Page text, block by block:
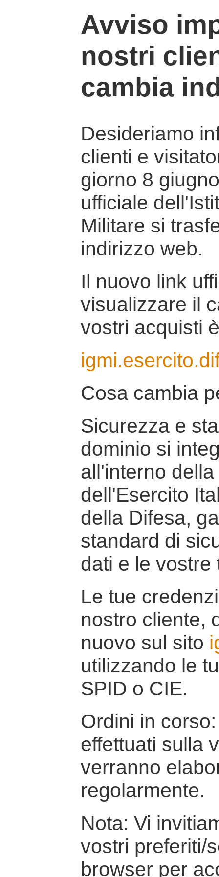
Avviso
nostri
cambia
Desideriamo
clienti e
giorno 8
ufficiale
Militare si
indirizzo web.
Il nuovo link
visualizzare il
vostri acquisti
Cosa cambia
Sicurezza e
dominio si
all'interno
dell'Esercito
della Difesa,
standard di
dati e le vostre
Le tue
nostro cliente,
nuovo sul sito
utilizzando le
SPID o CIE.
Ordini in
effettuati sulla
verranno
regolarmente.
Nota: Vi
vostri preferiti/
browser per